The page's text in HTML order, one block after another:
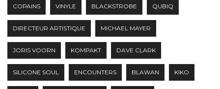
COPAINS VINYLE BLACKSTROBE QUBIQ
DIRECTEUR ARTISTIQUE MICHAEL MAYER
JORIS VOORN KOMPAKT DAVE CLARK
SILICONE SOUL ENCOUNTERS BLAWAN KIKO